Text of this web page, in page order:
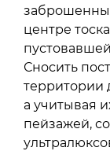
центре
Сносить
территории
а учитывая
пейзажей,